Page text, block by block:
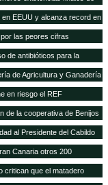
EEUU y alcanza record en
las peores cifras
de antibióticos para la
de Agricultura y Ganadería
del Gobierno regional
la isla
en riesgo el REF
de la cooperativa de Benijos
al Presidente del Cabildo
Canaria otros 200
critican que el matadero